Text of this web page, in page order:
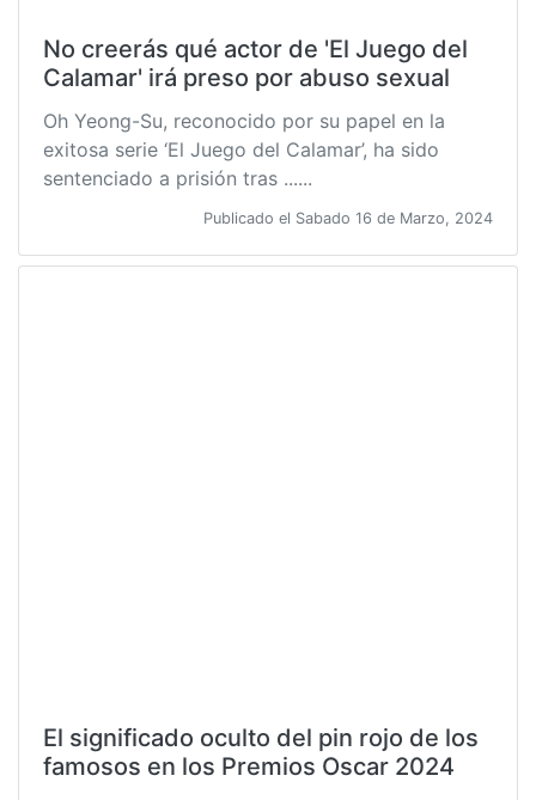
No creerás qué actor de 'El Juego del
Calamar' irá preso por abuso sexual
Oh Yeong-Su, reconocido por su papel en la
exitosa serie ‘El Juego del Calamar’, ha sido
sentenciado a prisión tras ......
Publicado el Sabado 16 de Marzo, 2024
El significado oculto del pin rojo de los
famosos en los Premios Oscar 2024